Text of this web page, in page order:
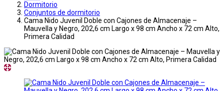
Dormitorio
Conjuntos de dormitorio
Cama Nido Juvenil Doble con Cajones de Almacenaje –
Mauvella y Negro, 202,6 cm Largo x 98 cm Ancho x 72 cm Alto,
Primera Calidad